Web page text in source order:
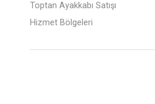
Toptan Ayakkabı Satışı
Hizmet Bölgeleri